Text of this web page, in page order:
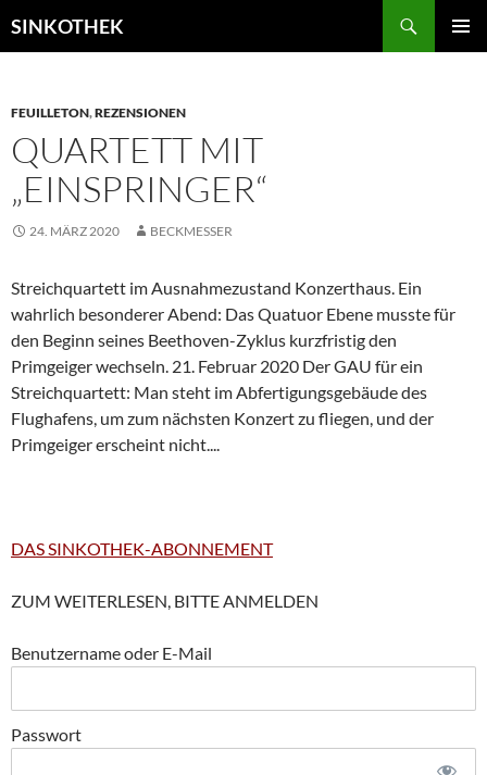
Inhalt
SINKOTHEK
FEUILLETON,REZENSIONEN
QUARTETT MIT
„EINSPRINGER“
24. MÄRZ 2020 BECKMESSER
Streichquartett im Ausnahmezustand Konzerthaus. Ein
wahrlich besonderer Abend: Das Quatuor Ebene musste für
den Beginn seines Beethoven-Zyklus kurzfristig den
Primgeiger wechseln. 21. Februar 2020 Der GAU für ein
Streichquartett: Man steht im Abfertigungsgebäude des
Flughafens, um zum nächsten Konzert zu fliegen, und der
Primgeiger erscheint nicht....
DAS SINKOTHEK-ABONNEMENT
ZUM WEITERLESEN, BITTE ANMELDEN
Benutzername oder E-Mail
Passwort